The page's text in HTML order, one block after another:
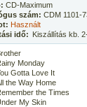
CD-Maximum
szám: CDM 1101-
Használt
idő: Kiszállítás kb.
Monday
Gotta Love It
the Way Home
the Times
My Skin